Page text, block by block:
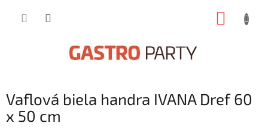
Vaflová biela handra IVANA Dref 60
x 50 cm